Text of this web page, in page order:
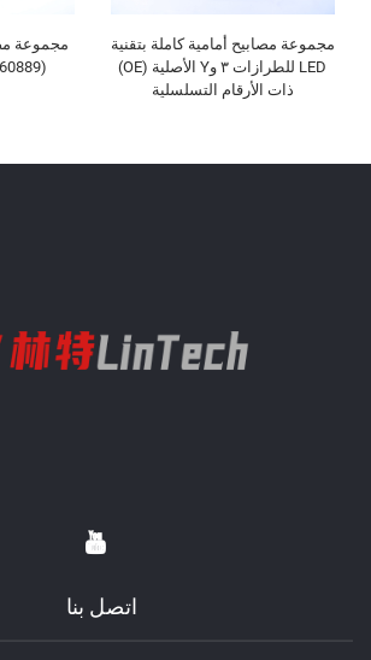
عبر الحدود
مجموعة مصابيح أمامية كاملة بتقنية
LED للطرازات ٣ وY الأصلية (OE)
ذات الأرقام التسلسلية
اتصل بنا